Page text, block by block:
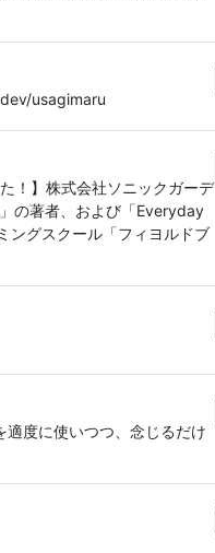
usagimaru
！】株式会社ソニックガーデ
の著者、および「Everyday
ングスクール「フィヨルドブ
度に使いつつ、念じるだけ